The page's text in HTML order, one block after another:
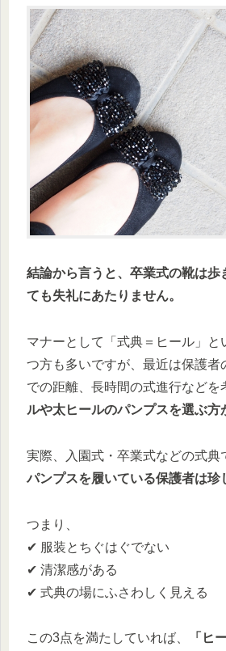
結論から言うと、卒業式の靴は歩
ても失礼にあたりません。
マナーとして「式典＝ヒール」と
つ方も多いですが、最近は保護者
での距離、長時間の式進行などを
ルや太ヒールのパンプスを選ぶ方
実際、入園式・卒業式などの式典
パンプスを履いている保護者は珍
つまり、
✔ 服装とちぐはぐでない
✔ 清潔感がある
✔ 式典の場にふさわしく見える
この3点を満たしていれば、 「ヒ